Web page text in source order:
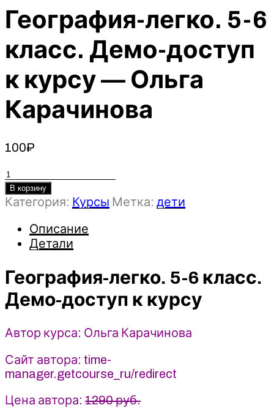
География-легко. 5-6
класс. Демо-доступ
к курсу — Ольга
Карачинова
100₽
Количество
товара
География-
Демо-
доступ
к
-
Карачинова
В корзину
Категория: Курсы Метка: дети
Описание
Детали
География-легко. 5-6 класс.
Демо-доступ к курсу
Автор курса: Ольга Карачинова
Сайт автора: time-
manager.getcourse_ru/redirect
Цена автора: 1290 руб.